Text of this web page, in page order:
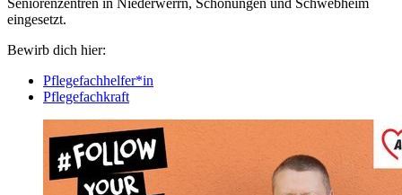
Seniorenzentren in Niederwerrn, Schonungen und Schwebheim
eingesetzt.
Bewirb dich hier:
Pflegefachhelfer*in
Pflegefachkraft